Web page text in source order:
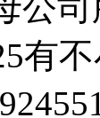
公
有